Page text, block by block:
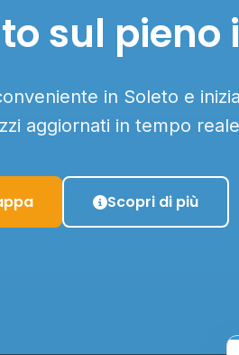
sul pieno
in Soleto e
aggiornati in tempo
Scopri di più